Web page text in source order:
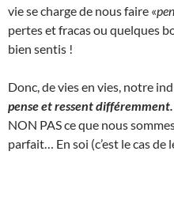
vie se charge de nous faire «
pertes et fracas ou quelques
bien sentis !
Donc, de vies en vies, notre
pense et ressent différemment.
NON PAS ce que nous
parfait… En soi (c’est le cas de